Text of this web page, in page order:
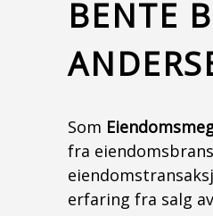
BENTE
Som
fra
erfaring fra salg